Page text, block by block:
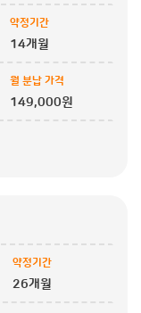
약정기간
14개월
월 분납 가격
149,000원
약정기간
26개월